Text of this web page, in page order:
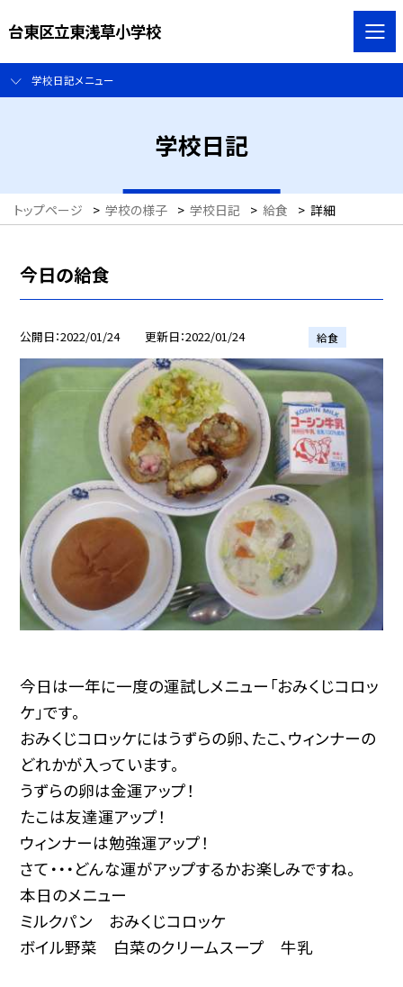
台東区立東浅草小学校
学校日記メニュー
学校日記
トップページ > 学校の様子 > 学校日記 > 給食 > 詳細
今日の給食
公開日 2022/01/24 更新日 2022/01/24 給食
今日は一年に一度の運試しメニュー「おみくじコロッ
ケ」です。
おみくじコロッケにはうずらの卵、たこ、ウィンナーの
どれかが入っています。
うずらの卵は金運アップ！
たこは友達運アップ！
ウィンナーは勉強運アップ！
さて・・・どんな運がアップするかお楽しみですね。
本日のメニュー
ミルクパン おみくじコロッケ
ボイル野菜 白菜のクリームスープ 牛乳